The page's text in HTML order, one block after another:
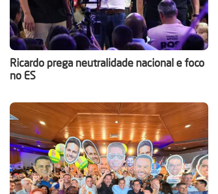
Ricardo prega neutralidade nacional e foco
no ES